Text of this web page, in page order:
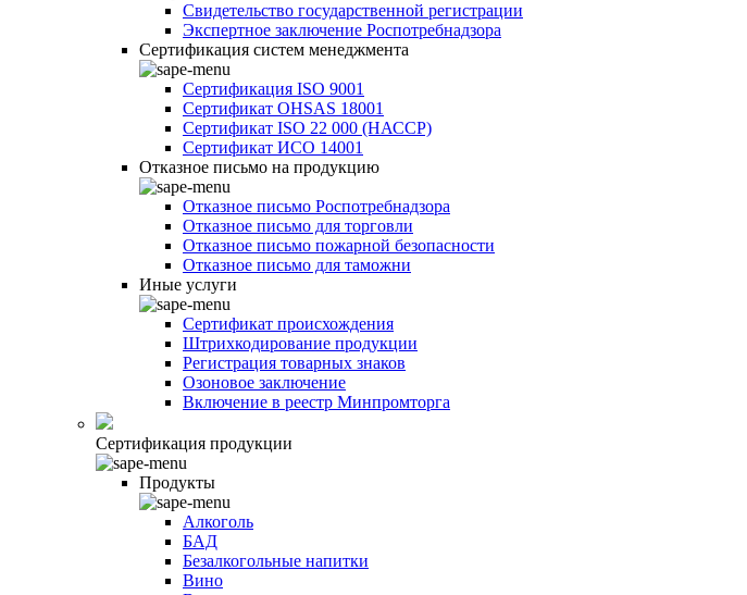
Свидетельство государственной регистрации
Экспертное заключение Роспотребнадзора
Сертификация систем менеджмента
Сертификация ISO 9001
Сертификат OHSAS 18001
Сертификат ISO 22 000 (НАССР)
Сертификат ИСО 14001
Отказное письмо на продукцию
Отказное письмо Роспотребнадзора
Отказное письмо для торговли
Отказное письмо пожарной безопасности
Отказное письмо для таможни
Иные услуги
Сертификат происхождения
Штрихкодирование продукции
Регистрация товарных знаков
Озоновое заключение
Включение в реестр Минпромторга
Сертификация продукции
Продукты
Алкоголь
БАД
Безалкогольные напитки
Вино